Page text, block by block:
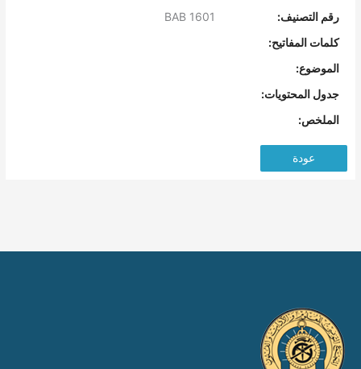
رقم التصنيف:
كلمات المفاتيح:
الموضوع:
جدول المحتويات:
الملخص:
عودة